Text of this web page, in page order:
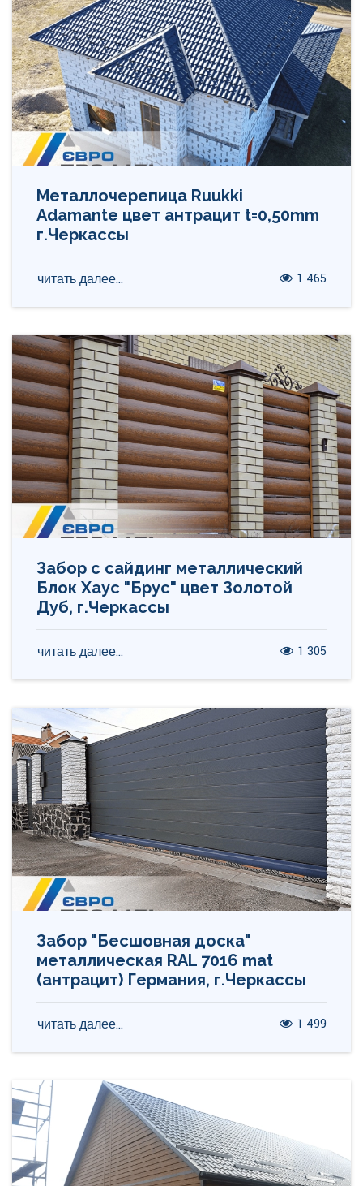
Металлочерепица Ruukki
Adamante цвет антрацит t=0,50mm
г.Черкассы
читать далее... 1 465
Забор с сайдинг металлический
Блок Хаус "Брус" цвет Золотой
Дуб, г.Черкассы
читать далее... 1 305
Забор "Бесшовная доска"
металлическая RAL 7016 mat
(антрацит) Германия, г.Черкассы
читать далее... 1 499